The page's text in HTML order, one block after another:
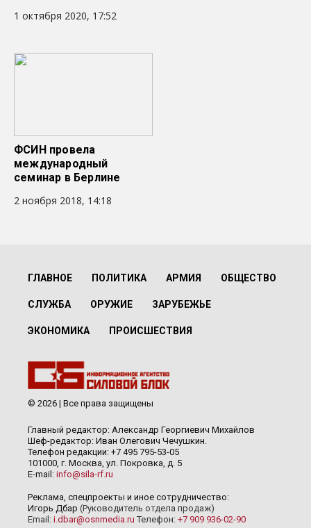
1 октября 2020, 17:52
ФСИН провела
международный
семинар в Берлине
2 ноября 2018, 14:18
ГЛАВНОЕ ПОЛИТИКА АРМИЯ ОБЩЕСТВО
СЛУЖБА ОРУЖИЕ ЗАРУБЕЖЬЕ
ЭКОНОМИКА ПРОИСШЕСТВИЯ
© 2026 | Все права защищены
Главный редактор: Александр Георгиевич Михайлов
Шеф-редактор: Иван Олегович Чечушкин.
Телефон редакции: +7 495 795-53-05
101000, г. Москва, ул. Покровка, д. 5
E-mail: info@sila-rf.ru
Реклама, спецпроекты и иное сотрудничество:
Игорь Дбар (Руководитель отдела продаж)
Email: i.dbar@osnmedia.ru Телефон: +7 909 936-02-90